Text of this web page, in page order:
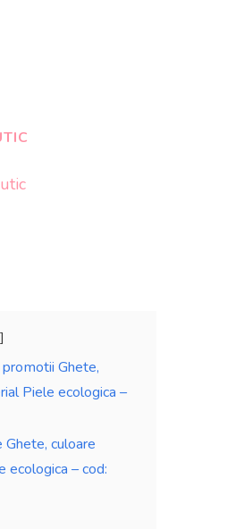
Ghete,
Piele ecologica –
culoare
ecologica – cod: